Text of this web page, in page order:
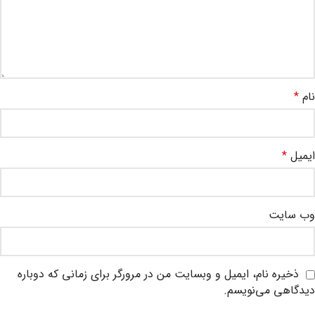
نام *
ایمیل *
وب‌ سایت
ذخیره نام، ایمیل و وبسایت من در مرورگر برای زمانی که دوباره
دیدگاهی می‌نویسم.